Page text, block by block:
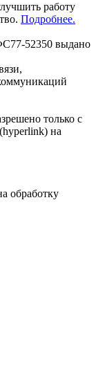
работу
Подробнее.
52350 выдано
только с
на
обработку